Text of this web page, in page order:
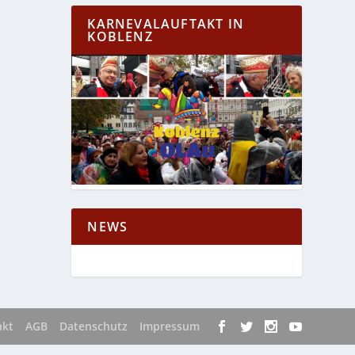
KARNEVALAUFTAKT IN
KOBLENZ
NEWS
AGB Datenschutz
Impressum